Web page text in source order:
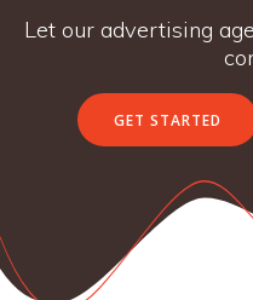
Let our advertising
GET STARTED